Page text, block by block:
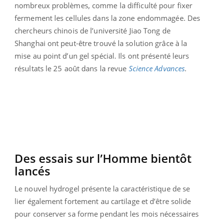
nombreux problèmes, comme la difficulté pour fixer
fermement les cellules dans la zone endommagée. Des
chercheurs chinois de l’université Jiao Tong de
Shanghai ont peut-être trouvé la solution grâce à la
mise au point d’un gel spécial. Ils ont présenté leurs
résultats le 25 août dans la revue Science Advances.
Des essais sur l’Homme bientôt
lancés
Le nouvel hydrogel présente la caractéristique de se
lier également fortement au cartilage et d’être solide
pour conserver sa forme pendant les mois nécessaires